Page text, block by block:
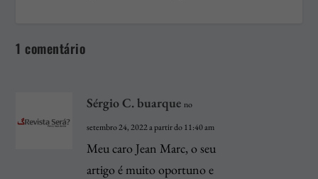
1 comentário
Sérgio C. buarque no
setembro 24, 2022 a partir do 11:40 am
Meu caro Jean Marc, o seu
artigo é muito oportuno e